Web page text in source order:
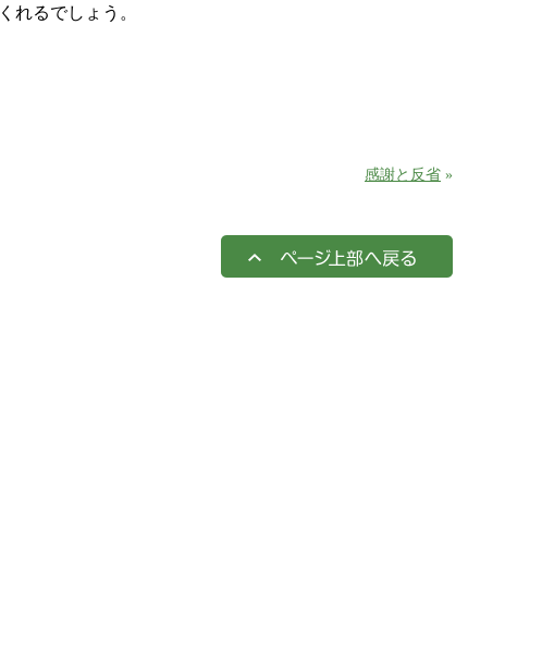
れるでしょう。
感謝と反省 »